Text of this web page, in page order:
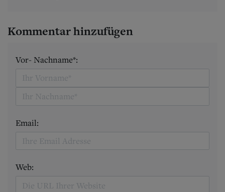
Kommentar hinzufügen
Vor- Nachname*:
Email:
Web: